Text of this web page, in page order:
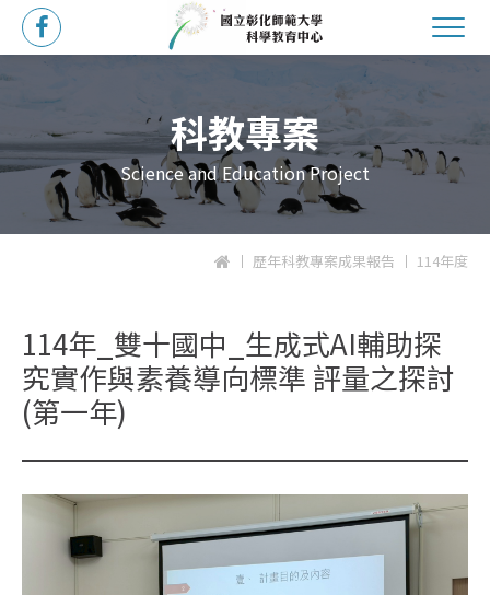
科教專案
Science and Education Project
歷年科教專案成果報告 114年度
114年_雙十國中_生成式AI輔助探
究實作與素養導向標準 評量之探討
(第一年)